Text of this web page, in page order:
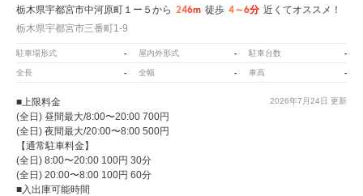
栃木県宇都宮市中河原町１ー５から 246m 徒歩 4～6分 近くてオススメ！
栃木県宇都宮市三番町1-9
駐車場形式 - 屋内外形式 - 駐車台数 -
全長 - 全幅 - 車高 -
2026年7月24日 更新
■上限料金
(全日) 昼間最大/8:00〜20:00 700円
(全日) 夜間最大/20:00〜8:00 500円
【通常駐車料金】
(全日) 8:00〜20:00 100円 30分
(全日) 20:00〜8:00 100円 60分
■入出庫可能時間